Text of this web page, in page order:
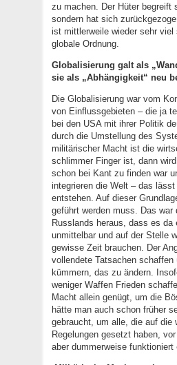
zu machen. Der Hüter begreift
sondern hat sich
ist mittlerweile wieder sehr
globale Ordnung.
Globalisierung galt als
sie als „Abhängigkeit“ neu
Die Globalisierung war vom
von Einflussgebieten – die ja
bei den USA mit ihrer Politik
durch die Umstellung des
militärischer Macht ist die
schlimmer Finger ist, dann
schon bei Kant zu finden war
integrieren die Welt – das
entstehen. Auf dieser
geführt werden muss. Das
Russlands heraus, dass es
unmittelbar und auf der Stelle
gewisse Zeit brauchen. Der
vollendete Tatsachen
kümmern, das zu ändern.
weniger Waffen Frieden
Macht allein genügt, um die
hätte man auch schon früher
gebraucht, um alle, die auf
Regelungen gesetzt haben,
aber dummerweise funktioniert